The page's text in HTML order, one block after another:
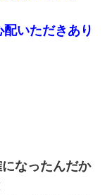
いただきあり
なったんだか